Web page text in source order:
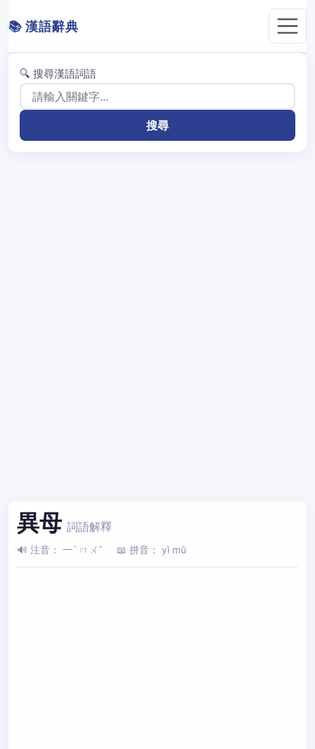
📚 漢語辭典
🔍 搜尋漢語詞語
異母 詞語解釋
🔊 注音： 一ˋ ㄇㄨˇ 📖 拼音： yì mǔ